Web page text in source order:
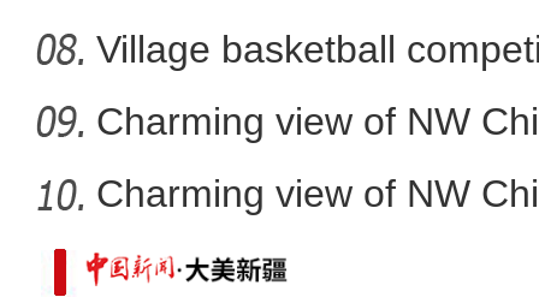
Village basketball
Charming view of NW
Charming view of NW